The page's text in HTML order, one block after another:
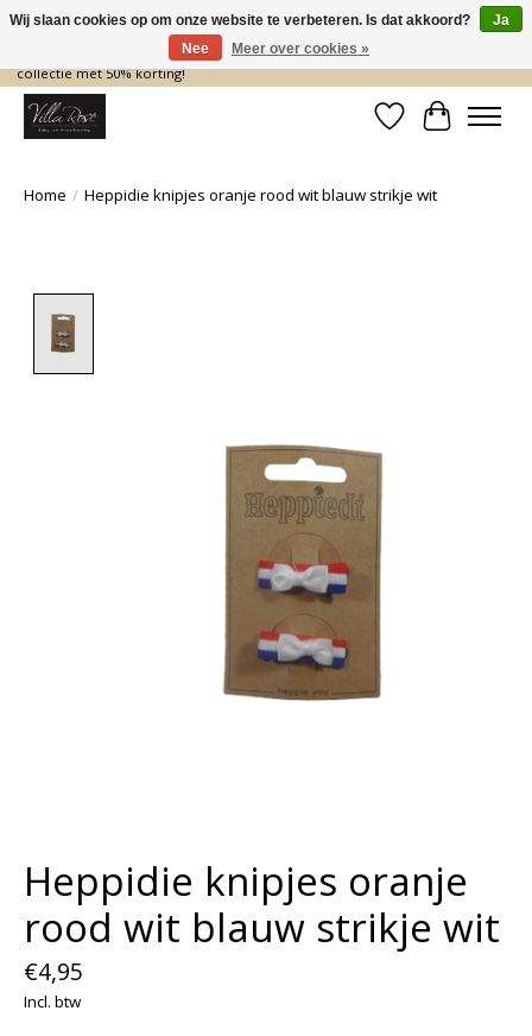
De nieuwe collectie komt eraan… en wij maken ruimte! Shop nu de zomer
collectie met 50% korting!
Verlanglijst
Home / Heppidie knipjes oranje rood wit blauw strikje wit
Heppidie knipjes oranje
rood wit blauw strikje wit
€4,95
Incl. btw
Wij slaan cookies op om onze website te verbeteren. Is dat akkoord?
Ja
Nee
Meer over cookies »